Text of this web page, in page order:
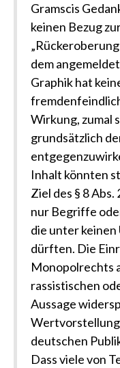
Gramscis
keinen Bezug
dem
Graphik hat
Wirkung, zumal
grundsätzlich
Inhalt könnten
Ziel des § 8
nur Begriffe
die unter
dürften. Die
Monopolrechts
rassistischen
Aussage
deutschen
Dass viele von